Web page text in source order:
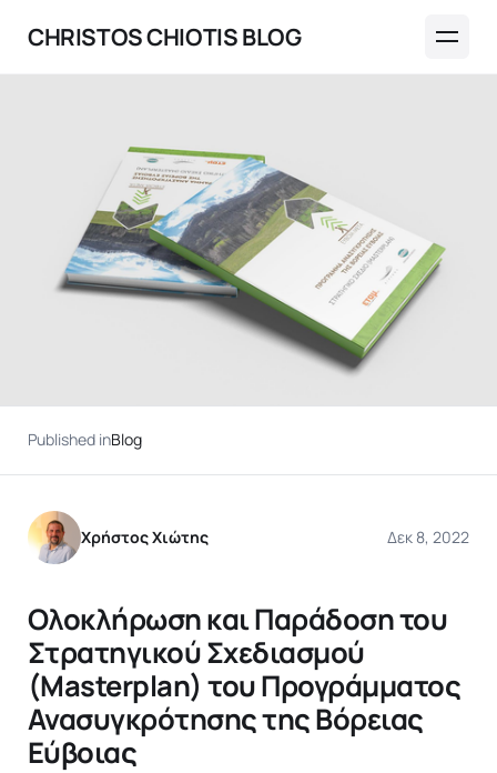
CHRISTOS CHIOTIS BLOG
Published inBlog
Χρήστος Χιώτης Δεκ 8, 2022
Ολοκλήρωση και Παράδοση του
Στρατηγικού Σχεδιασμού
(Masterplan) του Προγράμματος
Ανασυγκρότησης της Βόρειας
Εύβοιας